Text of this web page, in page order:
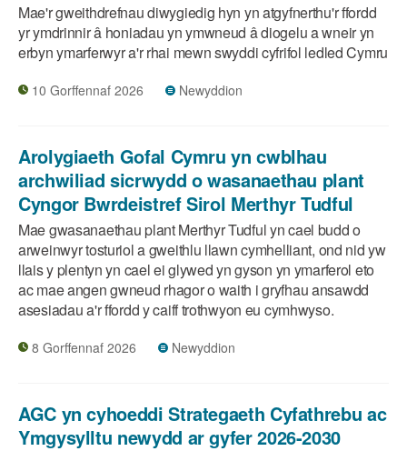
Mae'r gweithdrefnau diwygiedig hyn yn atgyfnerthu'r ffordd
yr ymdrinnir â honiadau yn ymwneud â diogelu a wneir yn
erbyn ymarferwyr a'r rhai mewn swyddi cyfrifol ledled Cymru
10 Gorffennaf 2026 Newyddion
Arolygiaeth Gofal Cymru yn cwblhau
archwiliad sicrwydd o wasanaethau plant
Cyngor Bwrdeistref Sirol Merthyr Tudful
Mae gwasanaethau plant Merthyr Tudful yn cael budd o
arweinwyr tosturiol a gweithlu llawn cymhelliant, ond nid yw
llais y plentyn yn cael ei glywed yn gyson yn ymarferol eto
ac mae angen gwneud rhagor o waith i gryfhau ansawdd
asesiadau a'r ffordd y caiff trothwyon eu cymhwyso.
8 Gorffennaf 2026 Newyddion
AGC yn cyhoeddi Strategaeth Cyfathrebu ac
Ymgysylltu newydd ar gyfer 2026-2030